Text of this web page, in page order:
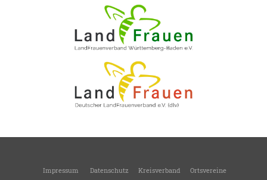
Impressum Datenschutz Kreisverband Ortsvereine